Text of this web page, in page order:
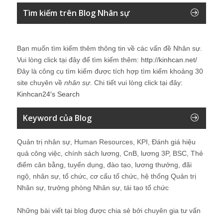
Tìm kiếm trên Blog Nhân sự
Bạn muốn tìm kiếm thêm thông tin về các vấn đề Nhân sự
Vui lòng click tại đây để tìm kiếm thêm: http://kinhcan.net/
Đây là công cụ tìm kiếm được tích hợp tìm kiếm khoảng 30
site chuyên về nhân sự. Chi tiết vui lòng click tại đây:
Kinhcan24′s Search
Keyword của Blog
Quản trị nhân sự, Human Resources, KPI, Đánh giá hiệu
quả công việc, chính sách lương, CnB, lương 3P, BSC, Thẻ
điểm cân bằng, tuyển dụng, đào tạo, lương thưởng, đãi
ngộ, nhân sự, tổ chức, cơ cấu tổ chức, hệ thống Quản trị
Nhân sự, trưởng phòng Nhân sự, tái tạo tổ chức
Những bài viết tại blog được chia sẻ bởi chuyên gia tư vấn